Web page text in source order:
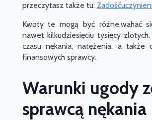
przeczytasz także tu:
Kwoty te mogą być różne,wahać
nawet kilkudziesięciu tysięcy
czasu nękania, natężenia, a także
finansowych sprawcy.
Warunki ugody
sprawcą nękania